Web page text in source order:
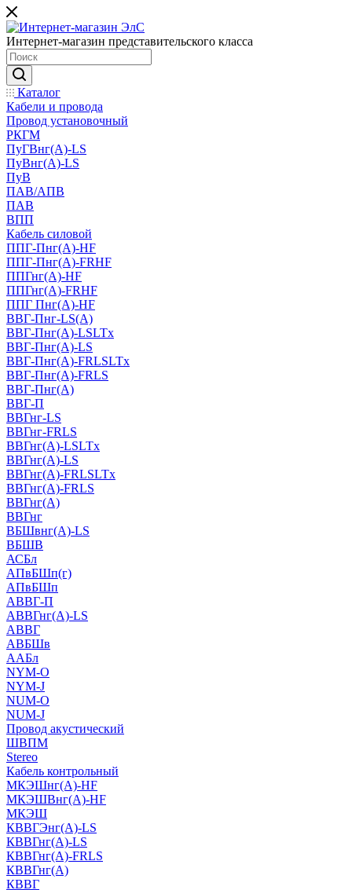
Интернет-магазин представительского класса
Каталог
Кабели и провода
Провод установочный
РКГМ
ПуГВнг(А)-LS
ПуВнг(А)-LS
ПуВ
ПАВ/АПВ
ПАВ
ВПП
Кабель силовой
ППГ-Пнг(А)-HF
ППГ-Пнг(А)-FRHF
ППГнг(А)-HF
ППГнг(А)-FRHF
ППГ Пнг(А)-HF
ВВГ-Пнг-LS(А)
ВВГ-Пнг(А)-LSLTx
ВВГ-Пнг(А)-LS
ВВГ-Пнг(А)-FRLSLTx
ВВГ-Пнг(А)-FRLS
ВВГ-Пнг(А)
ВВГ-П
ВВГнг-LS
ВВГнг-FRLS
ВВГнг(А)-LSLTx
ВВГнг(А)-LS
ВВГнг(А)-FRLSLTx
ВВГнг(А)-FRLS
ВВГнг(А)
ВВГнг
ВБШвнг(А)-LS
ВБШВ
АСБл
АПвБШп(г)
АПвБШп
АВВГ-П
АВВГнг(А)-LS
АВВГ
АВБШв
ААБл
NYM-O
NYM-J
NUM-О
NUM-J
Провод акустический
ШВПМ
Stereo
Кабель контрольный
МКЭШнг(A)-HF
МКЭШВнг(А)-HF
МКЭШ
КВВГЭнг(А)-LS
КВВГнг(А)-LS
КВВГнг(А)-FRLS
КВВГнг(А)
КВВГ